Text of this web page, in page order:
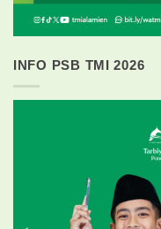
INFO PSB TMI 2026